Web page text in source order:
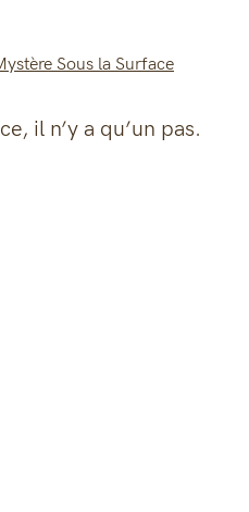
Sous la Surface
il n’y a qu’un pas.